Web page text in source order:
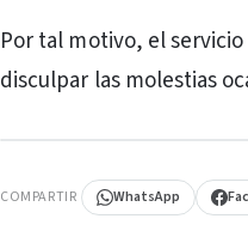
Por tal motivo, el
disculpar las molestias
COMPARTIR WhatsApp